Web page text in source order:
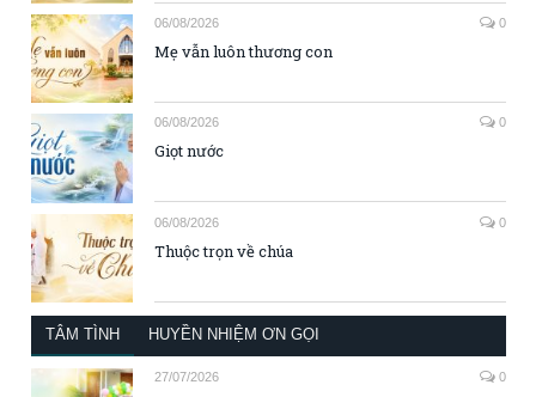
06/08/2026 0
Mẹ vẫn luôn thương con
06/08/2026 0
Giọt nước
06/08/2026 0
Thuộc trọn về chúa
TÂM TÌNH HUYỀN NHIỆM ƠN GỌI
27/07/2026 0